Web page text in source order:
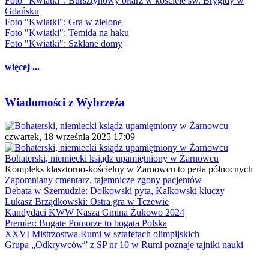
Gdańsku
Foto "Kwiatki": Gra w zielone
Foto "Kwiatki": Temida na haku
Foto "Kwiatki": Szklane domy
więcej ...
Wiadomości z Wybrzeża
czwartek, 18 września 2025 17:09
Bohaterski, niemiecki ksiądz upamiętniony w Żarnowcu
Kompleks klasztorno-kościelny w Żarnowcu to perła północnych
Zapomniany cmentarz, tajemnicze zgony pacjentów
Debata w Szemudzie: Dołkowski pyta, Kalkowski kluczy
Łukasz Brządkowski: Ostra gra w Tczewie
Kandydaci KWW Nasza Gmina Żukowo 2024
Premier: Bogate Pomorze to bogata Polska
XXVI Mistrzostwa Rumi w sztafetach olimpijskich
Grupa „Odkrywców” z SP nr 10 w Rumi poznaje tajniki nauki